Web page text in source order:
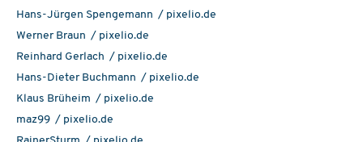
Hans-Jürgen Spengemann / pixelio.de
Werner Braun / pixelio.de
Reinhard Gerlach / pixelio.de
Hans-Dieter Buchmann / pixelio.de
Klaus Brüheim / pixelio.de
maz99 / pixelio.de